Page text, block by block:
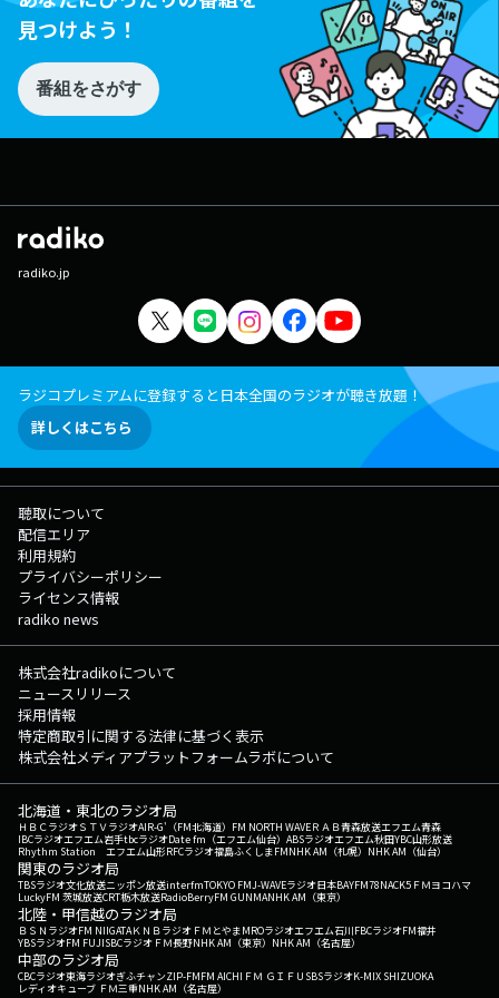
見つけよう！
番組をさがす
radiko.jp
ラジコプレミアムに登録すると日本全国のラジオが聴き放題！
詳しくはこちら
聴取について
配信エリア
利用規約
プライバシーポリシー
ライセンス情報
radiko news
株式会社radikoについて
ニュースリリース
採用情報
特定商取引に関する法律に基づく表示
株式会社メディアプラットフォームラボについて
北海道・東北のラジオ局
ＨＢＣラジオＳＴＶラジオAIR-G'（FM北海道） FM NORTH WAVEＲＡＢ青森放送エフエム青森
IBCラジオエフエム岩手tbcラジオDate fm（エフエム仙台） ABSラジオエフエム秋田YBC山形放送
Rhythm Station エフエム山形RFCラジオ福島ふくしまFMNHK AM（札幌） NHK AM（仙台）
関東のラジオ局
TBSラジオ文化放送ニッポン放送interfmTOKYO FMJ-WAVEラジオ日本BAYFM78NACK5 ＦＭヨコハマ
LuckyFM 茨城放送CRT栃木放送RadioBerryFM GUNMANHK AM（東京）
北陸・甲信越のラジオ局
ＢＳＮラジオFM NIIGATAＫＮＢラジオ ＦＭとやまMROラジオエフエム石川FBCラジオFM福井
YBSラジオFM FUJISBCラジオ ＦＭ長野NHK AM（東京） NHK AM（名古屋）
中部のラジオ局
CBCラジオ東海ラジオぎふチャンZIP-FMFM AICHI ＦＭ ＧＩＦＵ SBSラジオK-MIX SHIZUOKA
レディオキューブ ＦＭ三重NHK AM（名古屋）